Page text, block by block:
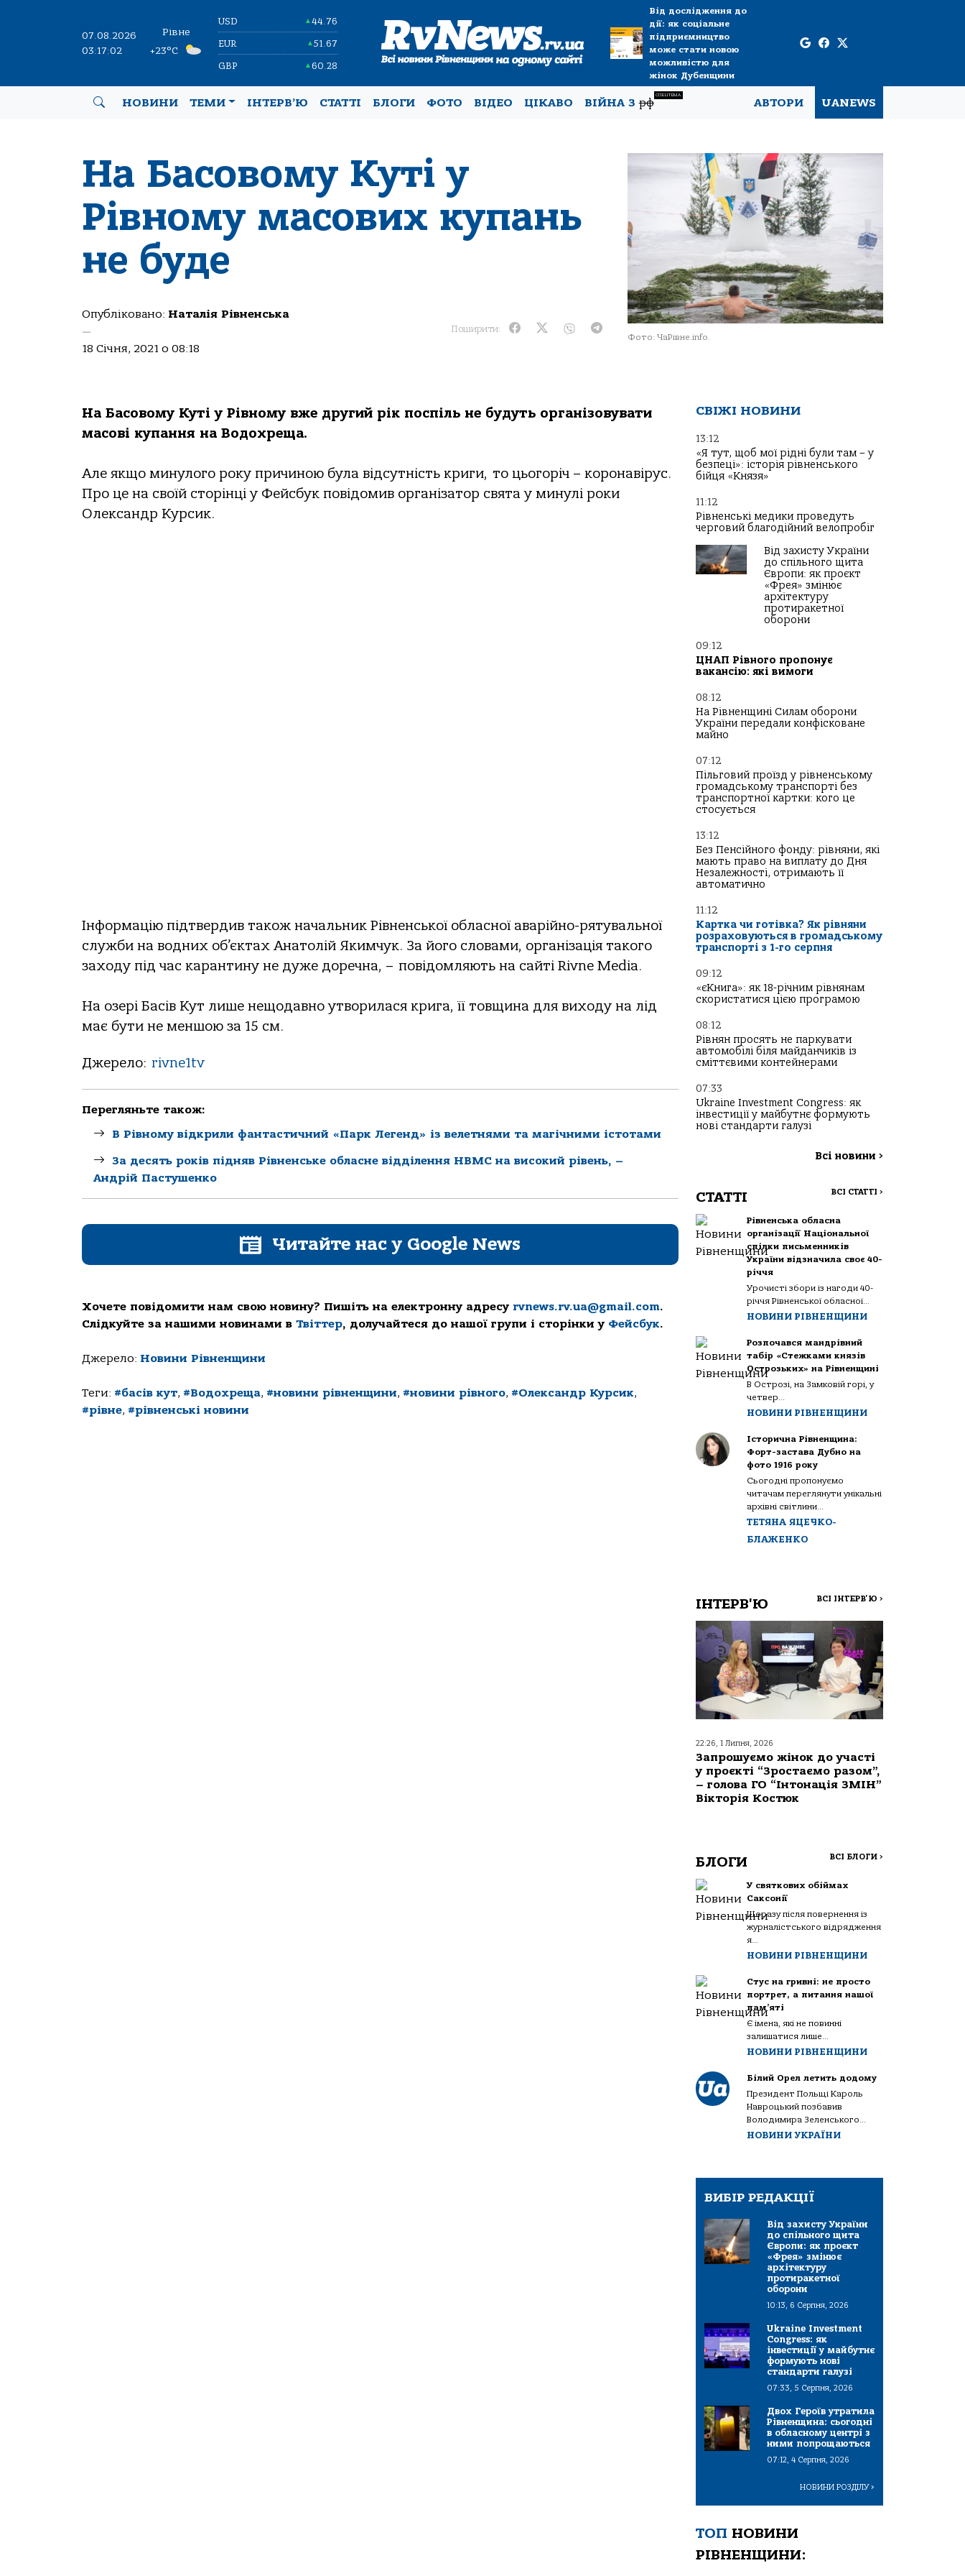
07.08.2026
03:17:02
Рівне
+23°C
USD ▲44.76
EUR ▲51.67
GBP ▲60.28
Від дослідження до
дії: як соціальне
підприємництво
може стати новою
можливістю для
жінок Дубенщини
НОВИНИ ТЕМИ ІНТЕРВ’Ю СТАТТІ БЛОГИ ФОТО ВІДЕО ЦІКАВО ВІЙНА Зрф
СПЕЦТЕМА
АВТОРИ UANEWS
На Басовому Куті у
Рівному масових купань
не буде
Опубліковано: Наталія Рівненська
—
18 Січня, 2021 о 08:18
Поширити:
Фото: ЧаРівне.info.
На Басовому Куті у Рівному вже другий рік поспіль не будуть організовувати
масові купання на Водохреща.
Але якщо минулого року причиною була відсутність криги, то цьогоріч – коронавірус.
Про це на своїй сторінці у Фейсбук повідомив організатор свята у минулі роки
Олександр Курсик.
Інформацію підтвердив також начальник Рівненської обласної аварійно-рятувальної
служби на водних об’єктах Анатолій Якимчук. За його словами, організація такого
заходу під час карантину не дуже доречна, – повідомляють на сайті Rivne Media.
На озері Басів Кут лише нещодавно утворилася крига, її товщина для виходу на лід
має бути не меншою за 15 см.
Джерело: rivne1tv
Перегляньте також:
В Рівному відкрили фантастичний «Парк Легенд» із велетнями та магічними істотами
За десять років підняв Рівненське обласне відділення НВМС на високий рівень, –
Андрій Пастушенко
Читайте нас у Google News
Хочете повідомити нам свою новину? Пишіть на електронну адресу rvnews.rv.ua@gmail.com.
Слідкуйте за нашими новинами в Твіттер, долучайтеся до нашої групи і сторінки у Фейсбук.
Джерело: Новини Рівненщини
Теги: #басів кут, #Водохреща, #новини рівненщини, #новини рівного, #Олександр Курсик,
#рівне, #рівненські новини
СВІЖІ НОВИНИ
13:12
«Я тут, щоб мої рідні були там – у
безпеці»: історія рівненського
бійця «Князя»
11:12
Рівненські медики проведуть
черговий благодійний велопробіг
Від захисту України
до спільного щита
Європи: як проєкт
«Фрея» змінює
архітектуру
протиракетної
оборони
09:12
ЦНАП Рівного пропонує
вакансію: які вимоги
08:12
На Рівненщині Силам оборони
України передали конфісковане
майно
07:12
Пільговий проїзд у рівненському
громадському транспорті без
транспортної картки: кого це
стосується
13:12
Без Пенсійного фонду: рівняни, які
мають право на виплату до Дня
Незалежності, отримають її
автоматично
11:12
Картка чи готівка? Як рівняни
розраховуються в громадському
транспорті з 1-го серпня
09:12
«єКнига»: як 18-річним рівнянам
скористатися цією програмою
08:12
Рівнян просять не паркувати
автомобілі біля майданчиків із
сміттєвими контейнерами
07:33
Ukraine Investment Congress: як
інвестиції у майбутнє формують
нові стандарти галузі
Всі новини >
СТАТТІ ВСІ СТАТТІ >
Рівненська обласна
організації Національної
спілки письменників
України відзначила своє 40-
річчя
Урочисті збори із нагоди 40-
річчя Рівненської обласної...
НОВИНИ РІВНЕНЩИНИ
Розпочався мандрівний
табір «Стежками князів
Острозьких» на Рівненщині
В Острозі, на Замковій горі, у
четвер...
НОВИНИ РІВНЕНЩИНИ
Історична Рівненщина:
Форт-застава Дубно на
фото 1916 року
Сьогодні пропонуємо
читачам переглянути унікальні
архівні світлини...
ТЕТЯНА ЯЦЕЧКО-
БЛАЖЕНКО
ІНТЕРВ'Ю ВСІ ІНТЕРВ'Ю >
22:26, 1 Липня, 2026
Запрошуємо жінок до участі
у проєкті “Зростаємо разом”,
– голова ГО “Інтонація ЗМІН”
Вікторія Костюк
БЛОГИ ВСІ БЛОГИ >
У святкових обіймах
Саксонії
Щоразу після повернення із
журналістського відрядження
я...
НОВИНИ РІВНЕНЩИНИ
Стус на гривні: не просто
портрет, а питання нашої
пам’яті
Є імена, які не повинні
залишатися лише...
НОВИНИ РІВНЕНЩИНИ
Білий Орел летить додому
Президент Польщі Кароль
Навроцький позбавив
Володимира Зеленського...
НОВИНИ УКРАЇНИ
ВИБІР РЕДАКЦІЇ
Від захисту України
до спільного щита
Європи: як проєкт
«Фрея» змінює
архітектуру
протиракетної
оборони
10:13, 6 Серпня, 2026
Ukraine Investment
Congress: як
інвестиції у майбутнє
формують нові
стандарти галузі
07:33, 5 Серпня, 2026
Двох Героїв утратила
Рівненщина: сьогодні
в обласному центрі з
ними попрощаються
07:12, 4 Серпня, 2026
НОВИНИ РОЗДІЛУ>
ТОП НОВИНИ
РІВНЕНЩИНИ: